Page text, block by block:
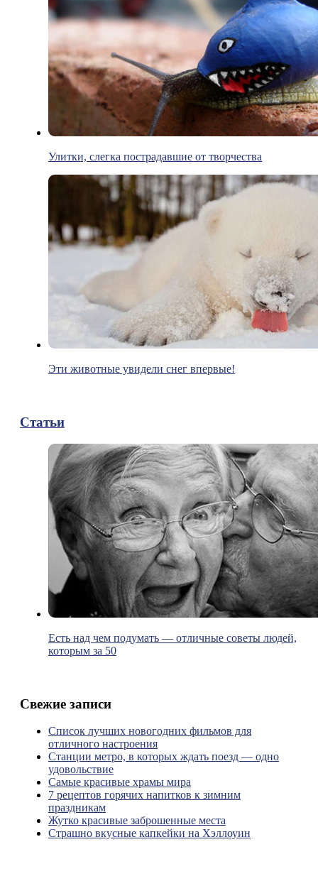
Улитки, слегка пострадавшие от творчества
Эти животные увидели снег впервые!
Статьи
Есть над чем подумать — отличные советы людей,
которым за 50
Свежие записи
Список лучших новогодних фильмов для
отличного настроения
Станции метро, в которых ждать поезд — одно
удовольствие
Самые красивые храмы мира
7 рецептов горячих напитков к зимним
праздникам
Жутко красивые заброшенные места
Страшно вкусные капкейки на Хэллоуин